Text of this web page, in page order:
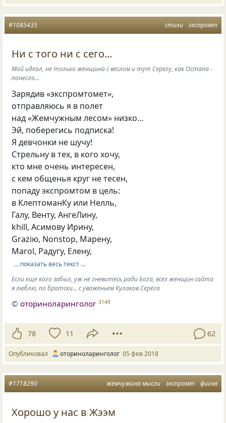
стихи экспромт
#1085435
Ни с того ни с сего...
Мой идеал, не только женщина с веслом и тут Серегу, как Остапа -
понесло...
Зарядив «экспромтомет»,
отправляюсь я в полет
над «Жемчужным лесом» низко…
Эй, поберегись подписка!
Я девчонки не шучу!
Стрельну в тех, в кого хочу,
кто мне очень интересен,
с кем общенья круг не тесен,
попаду экспромтом в цель:
в КлептоманКу или Нелль,
Галу, Венту, AнгeЛину,
khill, Асимову Ирину,
Graziю, Nonstop, Марену,
Маrol, Радугу, Елену,
… показать весь текст …
Если еще кого забыл, уж не гневитесь ради Бога, всех женщин сайта
я люблю, по братски... с уваженьем Кулаков Серёга
©оториноларинголог 3149
78 11 62
Опубликовал оториноларинголог 05 фев 2018
жемчужина мысли экспромт фигня
#1718290
Хорошо у нас в Жээм